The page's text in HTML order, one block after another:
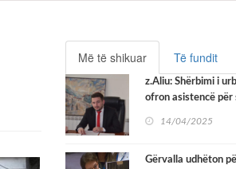
Më të shikuar Të fundit
z.Aliu: Shërbimi i
ofron asistencë për
14/04/2025
Gërvalla udhëton